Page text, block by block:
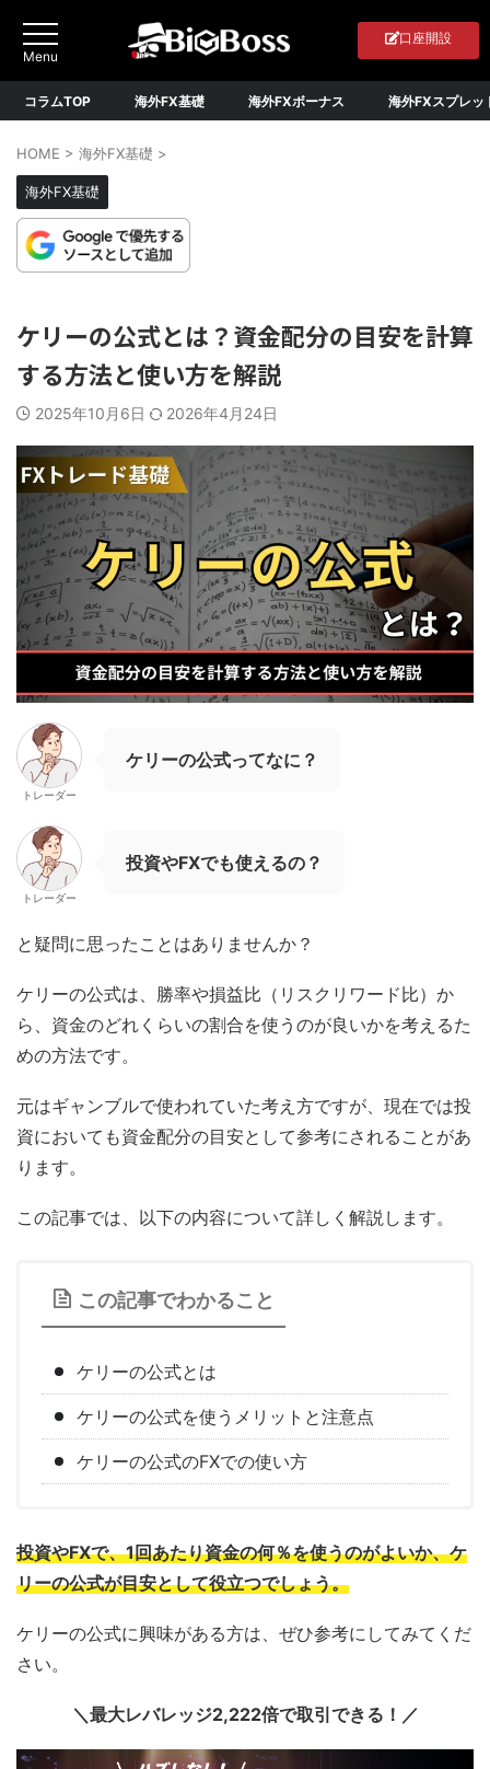
口座開設
コラムTOP 海外FX基礎 海外FXボーナス 海外FXスプレッ
HOME > 海外FX基礎 >
海外FX基礎
ケリーの公式とは？資金配分の目安を計算
する方法と使い方を解説
2025年10月6日 2026年4月24日
トレーダー
ケリーの公式ってなに？
トレーダー
投資やFXでも使えるの？
と疑問に思ったことはありませんか？
ケリーの公式は、勝率や損益比（リスクリワード比）か
ら、資金のどれくらいの割合を使うのが良いかを考えるた
めの方法です。
元はギャンブルで使われていた考え方ですが、現在では投
資においても資金配分の目安として参考にされることがあ
ります。
この記事では、以下の内容について詳しく解説します。
この記事でわかること
ケリーの公式とは
ケリーの公式を使うメリットと注意点
ケリーの公式のFXでの使い方
投資やFXで、1回あたり資金の何％を使うのがよいか、ケ
リーの公式が目安として役立つでしょう。
ケリーの公式に興味がある方は、ぜひ参考にしてみてくだ
さい。
＼最大レバレッジ2,222倍で取引できる！／